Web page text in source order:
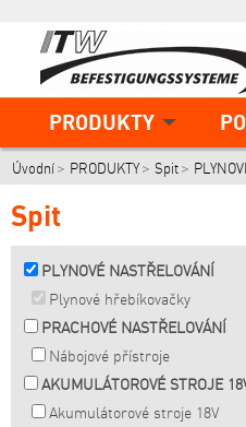
PRODUKTY
Úvodní PRODUKTY Spit
Spit
PLYNOVÉ NASTŘELOVÁNÍ
Plynové hřebíkovačky
PRACHOVÉ NASTŘELOVÁNÍ
Nábojové přístroje
AKUMULÁTOROVÉ STROJE
Akumulátorové stroje 18V